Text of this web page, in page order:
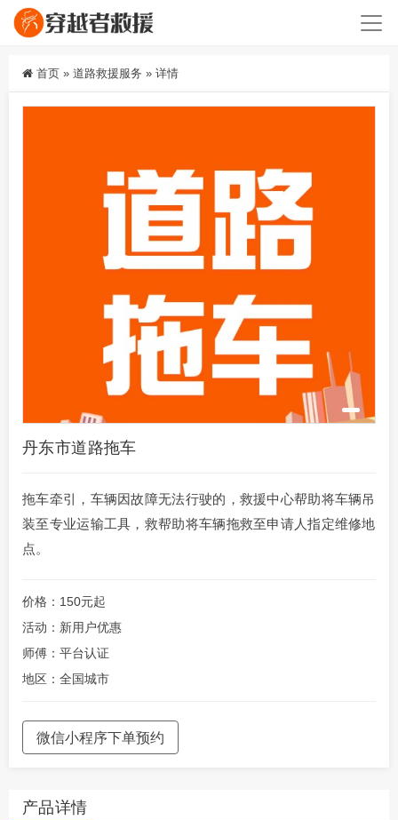
首页 » 道路救援服务 » 详情
丹东市道路拖车
拖车牵引，车辆因故障无法行驶的，救援中心帮助将车辆吊
装至专业运输工具，救帮助将车辆拖救至申请人指定维修地
点。
价格：150元起
活动：新用户优惠
师傅：平台认证
地区：全国城市
微信小程序下单预约
产品详情